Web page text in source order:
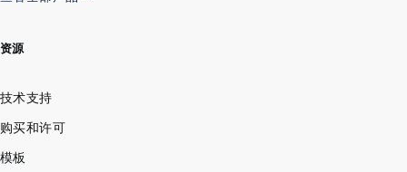
资源
技术支持
购买和许可
模板